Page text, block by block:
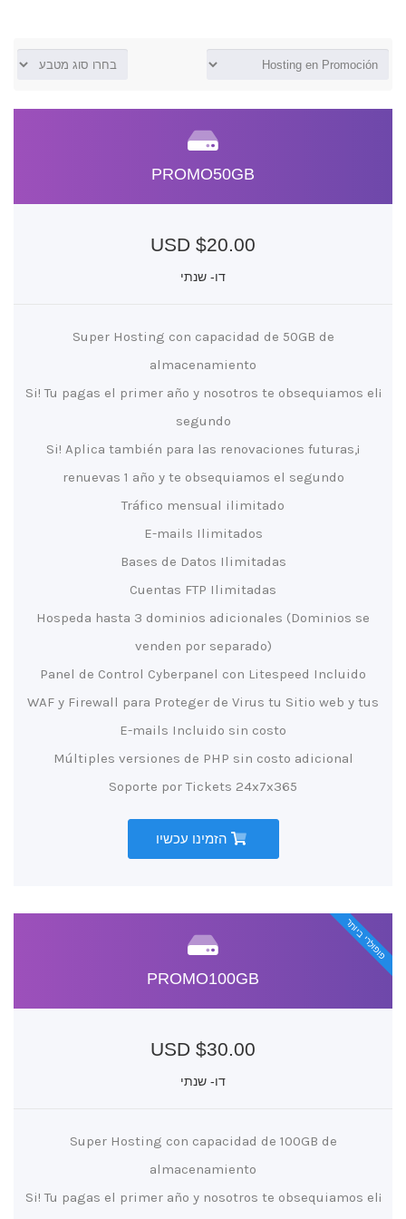
PROMO50GB
$20.00 USD
דו- שנתי
Super Hosting con capacidad de 50GB de
almacenamiento
¡Si! Tu pagas el primer año y nosotros te obsequiamos el
segundo
¡Si! Aplica también para las renovaciones futuras,
renuevas 1 año y te obsequiamos el segundo
Tráfico mensual ilimitado
E-mails Ilimitados
Bases de Datos Ilimitadas
Cuentas FTP Ilimitadas
Hospeda hasta 3 dominios adicionales (Dominios se
venden por separado)
Panel de Control Cyberpanel con Litespeed Incluido
WAF y Firewall para Proteger de Virus tu Sitio web y tus
E-mails Incluido sin costo
Múltiples versiones de PHP sin costo adicional
Soporte por Tickets 24x7x365
הזמינו עכשיו
פופולרי ביותר
PROMO100GB
$30.00 USD
דו- שנתי
Super Hosting con capacidad de 100GB de
almacenamiento
¡Si! Tu pagas el primer año y nosotros te obsequiamos el